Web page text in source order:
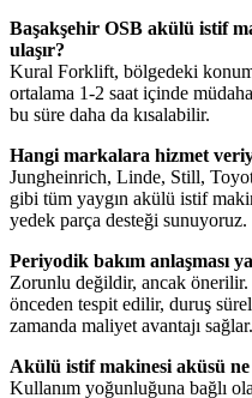
Başakşehir OSB akülü istif
ulaşır?
Kural Forklift, bölgedeki
ortalama 1-2 saat içinde
bu süre daha da kısalabilir.
Hangi markalara hizmet
Jungheinrich, Linde, Still,
gibi tüm yaygın akülü istif
yedek parça desteği sunuyoruz.
Periyodik bakım anlaşması
Zorunlu değildir, ancak önerilir.
önceden tespit edilir, duruş
zamanda maliyet avantajı sağlar.
Akülü istif makinesi aküsü
Kullanım yoğunluğuna bağlı